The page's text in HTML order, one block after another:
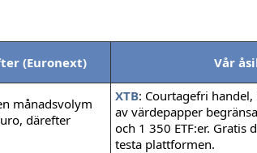
(Euronext) Vår
månadsvolym
därefter
XTB: Courtagefri
av värdepapper
och 1 350 ETF:er. Gratis
testa plattformen.